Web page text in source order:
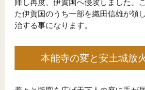
陣し再度、伊賀国へ侵攻しました。
た伊賀国のうち一部を織田信雄が領
治する事になります。
本能寺の変と安土城放